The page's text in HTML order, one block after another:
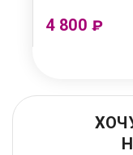
4 800 ₽